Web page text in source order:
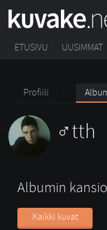
ETUSIVU UUSIMMAT
Profiili
tth
Albumin
Kaikki kuvat